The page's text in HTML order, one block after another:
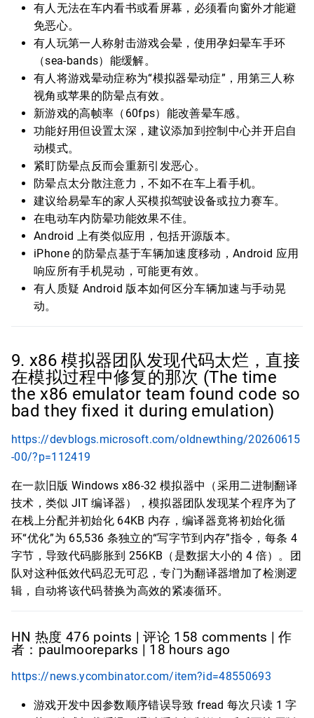
有人无法在车内看书或看屏幕，必须看向窗外才能避
免恶心。
有人玩第一人称射击游戏会晕，使用孕妇晕车手环
（sea-bands）能缓解。
有人将游戏晕动症称为“模拟器晕动症”，用第三人称
视角或苹果的防晕点有效。
新游戏的高帧率（60fps）能改善晕车感。
功能好用但设置太深，建议添加到控制中心并开启自
动模式。
紧盯防晕点反而会重新引发恶心。
防晕点太分散注意力，不如不在车上看手机。
建议给易晕车的家人买模拟驾驶设备或拉力赛车。
在电动车内防晕功能效果不佳。
Android 上有类似应用，包括开源版本。
iPhone 的防晕点基于车辆加速度移动，Android 应用
响应所有手机晃动，可能更有效。
有人质疑 Android 版本如何区分车辆加速与手动晃
动。
9. x86 模拟器团队发现代码太烂，直接
在模拟过程中修复的那次 (The time
the x86 emulator team found code so
bad they fixed it during emulation)
https://devblogs.microsoft.com/oldnewthing/20260615
-00/?p=112419
在一款旧版 Windows x86-32 模拟器中（采用二进制翻译
技术，类似 JIT 编译器），模拟器团队发现某个程序为了
在栈上分配并初始化 64KB 内存，编译器竟将初始化循
环“优化”为 65,536 条独立的“写字节到内存”指令，每条 4
字节，导致代码膨胀到 256KB（是数据大小的 4 倍）。团
队对这种低效代码忍无可忍，专门为翻译器增加了检测逻
辑，自动将该代码替换为高效的紧凑循环。
HN 热度 476 points | 评论 158 comments | 作
者：paulmooreparks | 18 hours ago
https://news.ycombinator.com/item?id=48550693
游戏开发中因参数顺序错误导致 fread 每次只读 1 字